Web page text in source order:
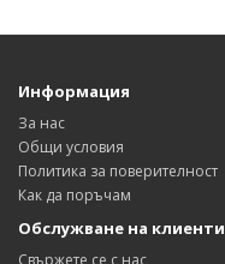
Информация
За нас
Общи условия
Политика за поверителност
Как да поръчам
Обслужване на клиенти
Свържете се с нас